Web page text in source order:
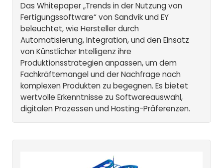
Das Whitepaper „Trends in der Nutzung von
Fertigungssoftware“ von Sandvik und EY
beleuchtet, wie Hersteller durch
Automatisierung, Integration, und den Einsatz
von Künstlicher Intelligenz ihre
Produktionsstrategien anpassen, um dem
Fachkräftemangel und der Nachfrage nach
komplexen Produkten zu begegnen. Es bietet
wertvolle Erkenntnisse zu Softwareauswahl,
digitalen Prozessen und Hosting-Präferenzen.